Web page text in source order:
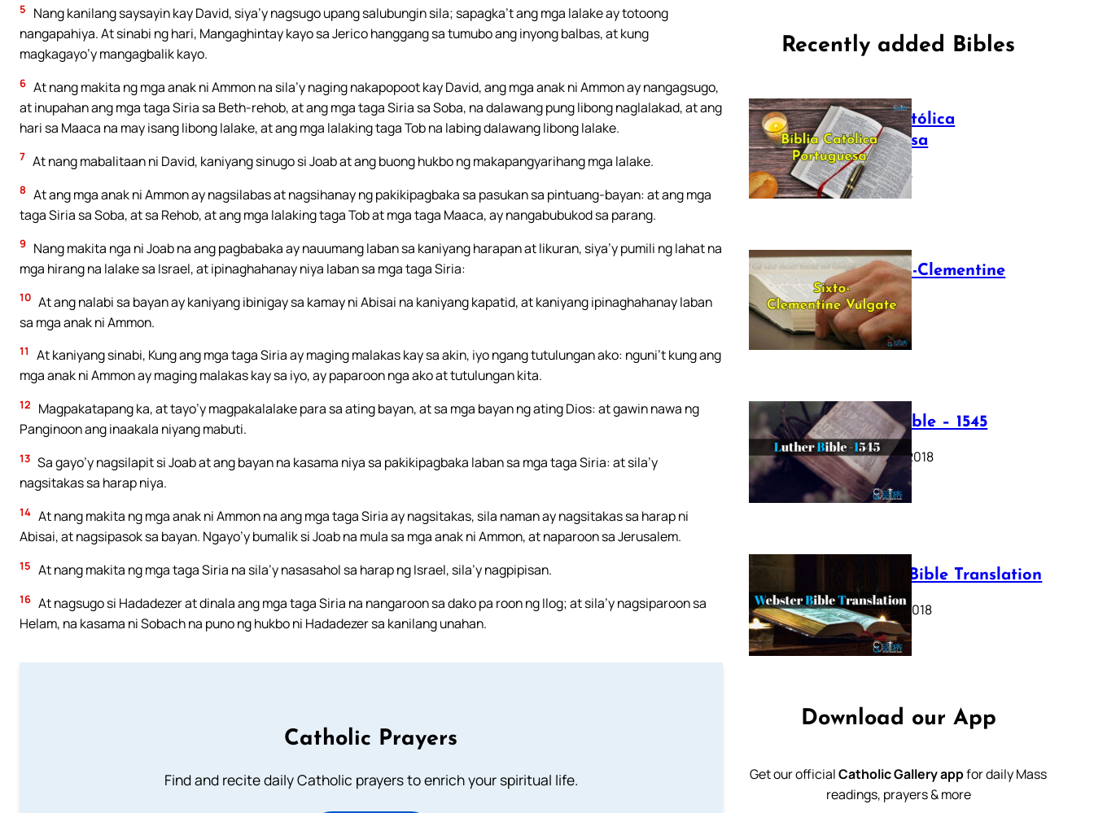
5
Nang kanilang saysayin kay David, siya’y nagsugo upang salubungin sila; sapagka’t ang mga lalake ay totoong
nangapahiya. At sinabi ng hari, Mangaghintay kayo sa Jerico hanggang sa tumubo ang inyong balbas, at kung
magkagayo’y mangagbalik kayo.
6 At nang makita ng mga anak ni Ammon na sila’y naging nakapopoot kay David, ang mga anak ni Ammon ay nangagsugo,
at inupahan ang mga taga Siria sa Beth-rehob, at ang mga taga Siria sa Soba, na dalawang pung libong naglalakad, at ang
hari sa Maaca na may isang libong lalake, at ang mga lalaking taga Tob na labing dalawang libong lalake.
7 At nang mabalitaan ni David, kaniyang sinugo si Joab at ang buong hukbo ng makapangyarihang mga lalake.
8 At ang mga anak ni Ammon ay nagsilabas at nagsihanay ng pakikipagbaka sa pasukan sa pintuang-bayan: at ang mga
taga Siria sa Soba, at sa Rehob, at ang mga lalaking taga Tob at mga taga Maaca, ay nangabubukod sa parang.
9
Nang makita nga ni Joab na ang pagbabaka ay nauumang laban sa kaniyang harapan at likuran, siya’y pumili ng lahat na
mga hirang na lalake sa Israel, at ipinaghahanay niya laban sa mga taga Siria:
10 At ang nalabi sa bayan ay kaniyang ibinigay sa kamay ni Abisai na kaniyang kapatid, at kaniyang ipinaghahanay laban
sa mga anak ni Ammon.
11
At kaniyang sinabi, Kung ang mga taga Siria ay maging malakas kay sa akin, iyo ngang tutulungan ako: nguni’t kung ang
mga anak ni Ammon ay maging malakas kay sa iyo, ay paparoon nga ako at tutulungan kita.
12
Magpakatapang ka, at tayo’y magpakalalake para sa ating bayan, at sa mga bayan ng ating Dios: at gawin nawa ng
Panginoon ang inaakala niyang mabuti.
13 Sa gayo’y nagsilapit si Joab at ang bayan na kasama niya sa pakikipagbaka laban sa mga taga Siria: at sila’y
nagsitakas sa harap niya.
14 At nang makita ng mga anak ni Ammon na ang mga taga Siria ay nagsitakas, sila naman ay nagsitakas sa harap ni
Abisai, at nagsipasok sa bayan. Ngayo’y bumalik si Joab na mula sa mga anak ni Ammon, at naparoon sa Jerusalem.
15 At nang makita ng mga taga Siria na sila’y nasasahol sa harap ng Israel, sila’y nagpipisan.
16 At nagsugo si Hadadezer at dinala ang mga taga Siria na nangaroon sa dako pa roon ng Ilog; at sila’y nagsiparoon sa
Helam, na kasama ni Sobach na puno ng hukbo ni Hadadezer sa kanilang unahan.
Catholic Prayers
Find and recite daily Catholic prayers to enrich your spiritual life.
Recently added Bibles
Bíblia Católica
Portuguesa
July 16, 2025
The Sixto-Clementine
Vulgate
July 12, 2025
Luther Bible – 1545
October 17, 2018
Webster Bible Translation
October 11, 2018
Download our App
Get our officialCatholic Gallery appfor daily Mass
readings, prayers & more